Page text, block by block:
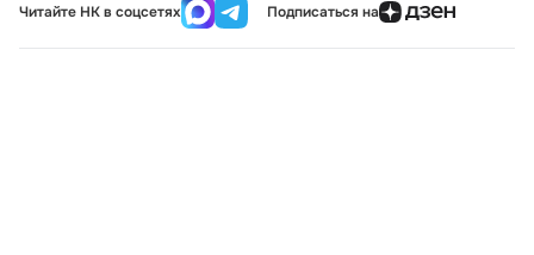
Читайте НК в соцсетях Подписаться на